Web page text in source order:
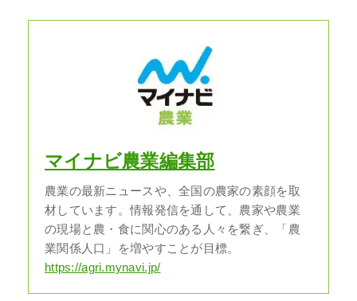
マイナビ農業編集部
農業の最新ニュースや、全国の農家の素顔を取
材しています。情報発信を通して、農家や農業
の現場と農・食に関心のある人々を繋ぎ、「農
業関係人口」を増やすことが目標。
https://agri.mynavi.jp/